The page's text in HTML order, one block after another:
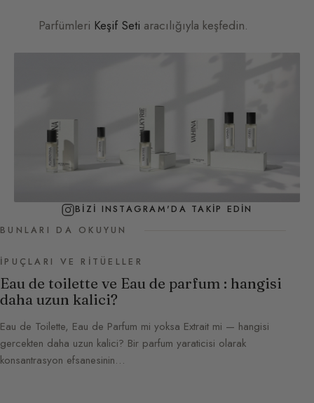
Parfümleri Keşif Seti aracılığıyla keşfedin.
BIZI INSTAGRAM'DA TAKIP EDIN
BUNLARI DA OKUYUN
İPUÇLARI VE RITÜELLER
Eau de toilette ve Eau de parfum : hangisi
daha uzun kalici?
Eau de Toilette, Eau de Parfum mi yoksa Extrait mi — hangisi
gercekten daha uzun kalici? Bir parfum yaraticisi olarak
konsantrasyon efsanesinin…